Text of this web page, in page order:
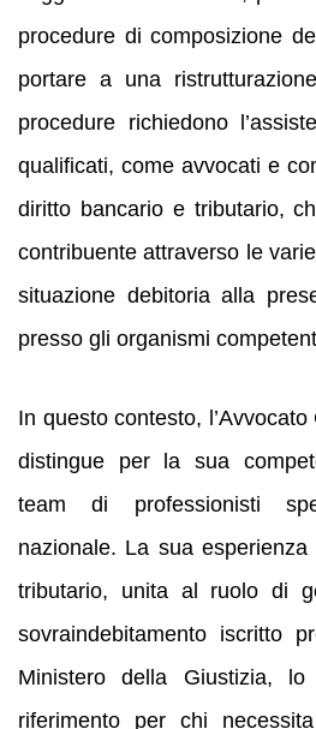
procedure di composizione
portare a una
procedure richiedono
qualificati, come avvocati e
diritto bancario e tributario,
contribuente attraverso le
situazione debitoria alla
presso gli organismi
In questo contesto,
distingue per la sua
team di professionisti
nazionale. La sua
tributario, unita al ruolo di
sovraindebitamento iscritto
Ministero della Giustizia,
riferimento per chi